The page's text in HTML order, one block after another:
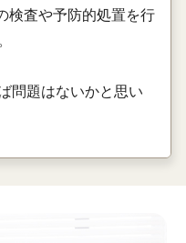
検査や予防的処置を行
問題はないかと思い